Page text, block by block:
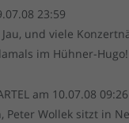
23:59
und viele
im Hühner-Hugo!
am 10.07.08 09:26
Peter Wollek sitzt in